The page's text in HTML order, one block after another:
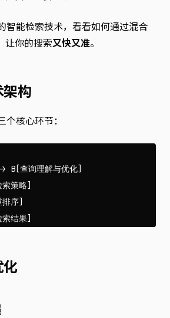
智能检索技术，看看如何通过混合
让你的搜索又快又准。
架构
个核心环节：
B[查询理解与优化]
策略]
序]
化